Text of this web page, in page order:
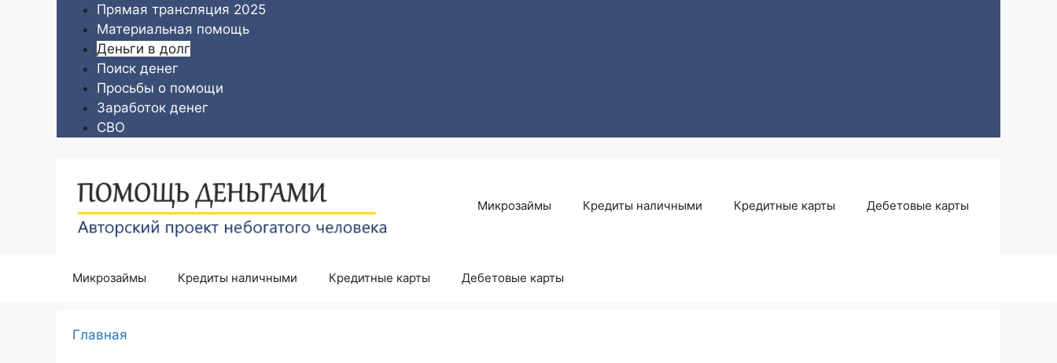
содержимому
Прямая трансляция 2025
Материальная помощь
Деньги в долг
Поиск денег
Просьбы о помощи
Заработок денег
СВО
Микрозаймы Кредиты наличными Кредитные карты Дебетовые карты
Микрозаймы Кредиты наличными Кредитные карты Дебетовые карты
Главная